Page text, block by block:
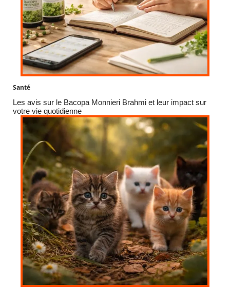
Santé
Les avis sur le Bacopa Monnieri Brahmi et leur impact sur
votre vie quotidienne